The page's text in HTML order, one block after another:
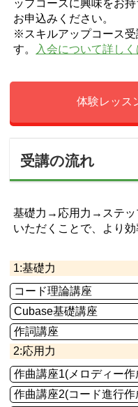
ップコースに興味をお
お申込みください。
※スキルアップコース受
す。
入会について詳し
体験レッス
受講の流れ
基礎力→応用力→ステッ
いただくことで、より
1:基礎力
コード理論講座
Cubase基礎講座
作詞講座
2:応用力
作曲講座1(メロディー作
作曲講座2(コード進行作